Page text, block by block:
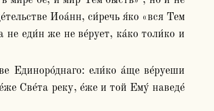
Иоа́нн, си́речь я́ко «вся Тем
еди́н же не ве́рует, ка́ко толи́ко и
Све́та реку, е́же и той Ему́ наведе́